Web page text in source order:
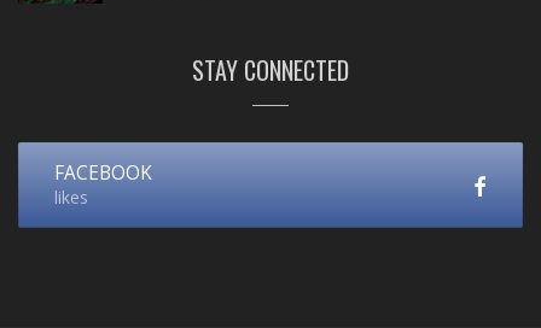
STAY CONNECTED
FACEBOOK
likes